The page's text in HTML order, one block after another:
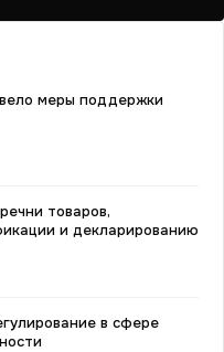
меры поддержки
товаров,
и декларированию
в сфере